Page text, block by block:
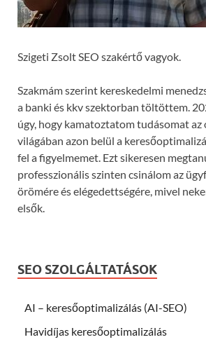
Szigeti Zsolt SEO szakértő vagyok.
Szakmám szerint kereskedelmi
a banki és kkv szektorban töltöttem.
úgy, hogy kamatoztatom tudásomat
világában azon belül a
fel a figyelmemet. Ezt sikeresen
professzionális szinten csinálom az
örömére és elégedettségére, mivel
elsők.
SEO SZOLGÁLTATÁSOK
AI – keresőoptimalizálás (AI-SEO)
Havidíjas keresőoptimalizálás